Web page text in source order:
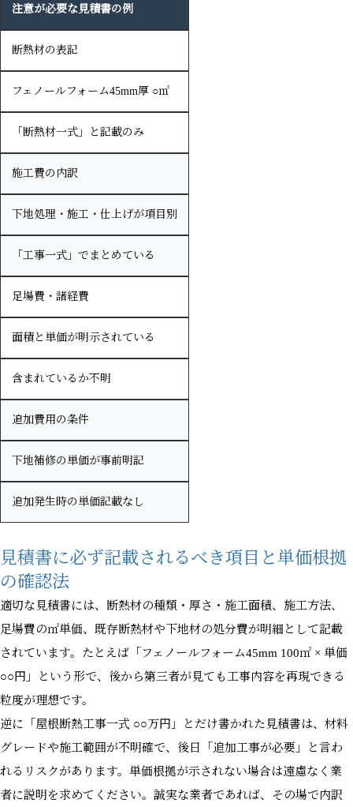
注意が必要な見積書の例
断熱材の表記
フェノールフォーム45mm厚 ○㎡
「断熱材一式」と記載のみ
施工費の内訳
下地処理・施工・仕上げが項目別
「工事一式」でまとめている
足場費・諸経費
面積と単価が明示されている
含まれているか不明
追加費用の条件
下地補修の単価が事前明記
追加発生時の単価記載なし
見積書に必ず記載されるべき項目と単価根拠
の確認法
適切な見積書には、断熱材の種類・厚さ・施工面積、施工方法、
足場費の㎡単価、既存断熱材や下地材の処分費が明細として記載
されています。たとえば「フェノールフォーム45mm 100㎡ × 単価
○○円」という形で、後から第三者が見ても工事内容を再現できる
粒度が理想です。
逆に「屋根断熱工事一式 ○○万円」とだけ書かれた見積書は、材料
グレードや施工範囲が不明確で、後日「追加工事が必要」と言わ
れるリスクがあります。単価根拠が示されない場合は遠慮なく業
者に説明を求めてください。誠実な業者であれば、その場で内訳